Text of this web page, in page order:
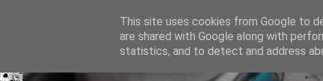
This site uses cookies from Google to
are shared with Google along with
statistics, and to detect and address